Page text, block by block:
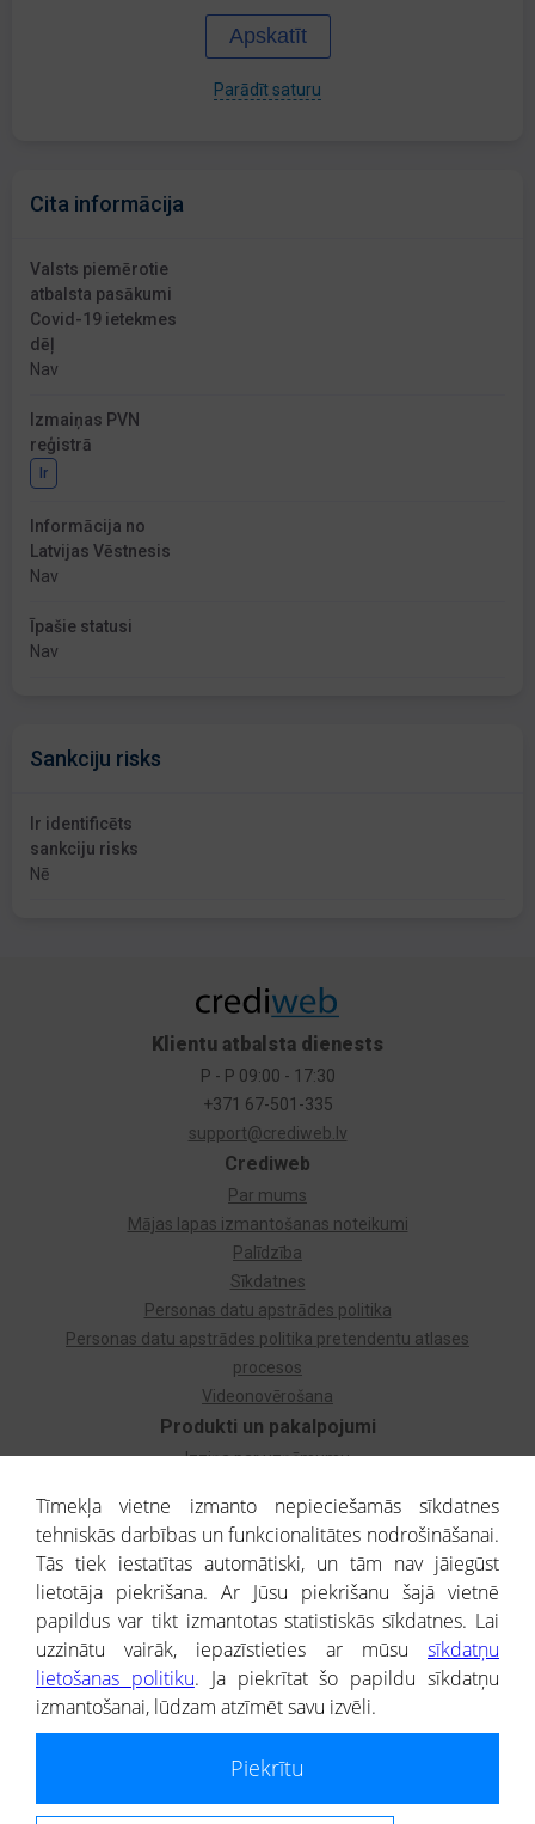
Apskatīt
Parādīt saturu
Cita informācija
Valsts piemērotie
atbalsta pasākumi
Covid-19 ietekmes
dēļ
Nav
Izmaiņas PVN
reģistrā
Ir
Informācija no
Latvijas Vēstnesis
Nav
Īpašie statusi
Nav
Sankciju risks
Ir identificēts
sankciju risks
Nē
Produkti un pakalpojumi
Izziņa par uzņēmumu
Dzimtas koks
Uzņēmumu atlase
Monitorings
Kredītizziņa par ārvalstu uzņēmumiem
Crediweb
Par mums
Mājas lapas izmantošanas noteikumi
Palīdzība
Sīkdatnes
Personas datu apstrādes politika
Personas datu apstrādes politika pretendentu atlases
procesos
Videonovērošana
Klientu atbalsta dienests
P - P 09:00 - 17:30
+371 67-501-335
support@crediweb.lv
® CREDITREFORM Latvija
SIA
Portāla ietvaros saņemtajai informācijai ir uzziņas raksturs, un tai nav
Tīmekļa vietne izmanto nepieciešamās sīkdatnes
tehniskās darbības un funkcionalitātes nodrošināšanai.
Tās tiek iestatītas automātiski, un tām nav jāiegūst
lietotāja piekrišana. Ar Jūsu piekrišanu šajā vietnē
papildus var tikt izmantotas statistiskās sīkdatnes. Lai
uzzinātu vairāk, iepazīstieties ar mūsu sīkdatņu
lietošanas politiku. Ja piekrītat šo papildu sīkdatņu
izmantošanai, lūdzam atzīmēt savu izvēli.
Piekrītu